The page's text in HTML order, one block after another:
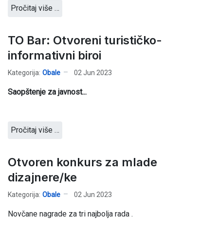
Pročitaj više …
TO Bar: Otvoreni turističko-
informativni biroi
Kategorija: Obale 02 Jun 2023
Saopštenje za javnost...
Pročitaj više …
Otvoren konkurs za mlade
dizajnere/ke
Kategorija: Obale 02 Jun 2023
Novčane nagrade za tri najbolja rada .